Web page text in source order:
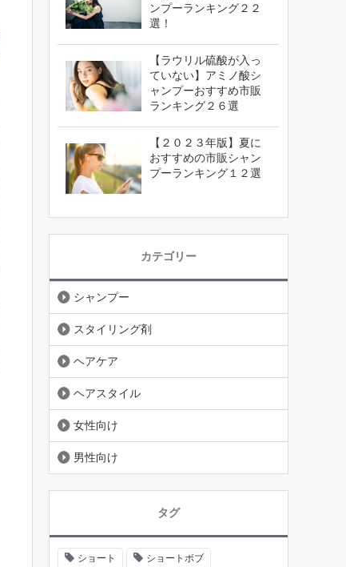
ンプーランキング２２
選！
【ラウリル硫酸が入っ
ていない】アミノ酸シ
ャンプーおすすめ市販
ランキング２６選
【２０２３年版】夏に
おすすめの市販シャン
プーランキング１２選
カテゴリー
シャンプー
スタイリング剤
ヘアケア
ヘアスタイル
女性向け
男性向け
タグ
ショート ショートボブ